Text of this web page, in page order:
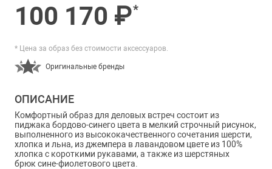
100 170 ₽*
* Цена за образ без стоимости аксессуаров.
Оригинальные бренды
ОПИСАНИЕ
Комфортный образ для деловых встреч состоит из
пиджака бордово-синего цвета в мелкий строчный рисунок,
выполненного из высококачественного сочетания шерсти,
хлопка и льна, из джемпера в лавандовом цвете из 100%
хлопка с короткими рукавами, а также из шерстяных
брюк сине-фиолетового цвета.